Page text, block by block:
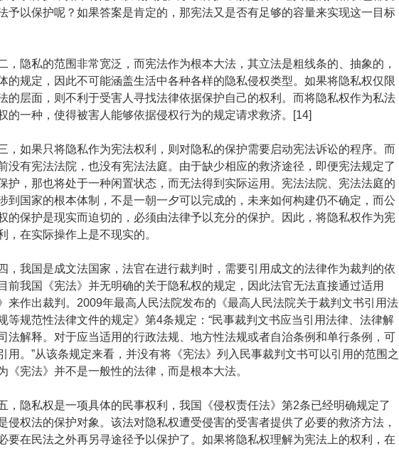
予以保护呢？如果答案是肯定的，那宪法又是否有足够的容量来实现这一目标
隐私的范围非常宽泛，而宪法作为根本大法，其立法是粗线条的、抽象的，
的规定，因此不可能涵盖生活中各种各样的隐私侵权类型。如果将隐私权仅限
的层面，则不利于受害人寻找法律依据保护自己的权利。而将隐私权作为私法
的一种，使得被害人能够依据侵权行为的规定请求救济。[14]
如果只将隐私作为宪法权利，则对隐私的保护需要启动宪法诉讼的程序。而
没有宪法法院，也没有宪法法庭。由于缺少相应的救济途径，即便宪法规定了
护，那也将处于一种闲置状态，而无法得到实际运用。宪法法院、宪法法庭的
到国家的根本体制，不是一朝一夕可以完成的，未来如何构建仍不确定，而公
的保护是现实而迫切的，必须由法律予以充分的保护。因此，将隐私权作为宪
，在实际操作上是不现实的。
我国是成文法国家，法官在进行裁判时，需要引用成文的法律作为裁判的依
前我国《宪法》并无明确的关于隐私权的规定，因此法官无法直接通过适用
》来作出裁判。2009年最高人民法院发布的《最高人民法院关于裁判文书引用法
等规范性法律文件的规定》第4条规定：“民事裁判文书应当引用法律、法律解
法解释。对于应当适用的行政法规、地方性法规或者自治条例和单行条例，可
用。”从该条规定来看，并没有将《宪法》列入民事裁判文书可以引用的范围之
《宪法》并不是一般性的法律，而是根本大法。
隐私权是一项具体的民事权利，我国《侵权责任法》第2条已经明确规定了
侵权法的保护对象。该法对隐私权遭受侵害的受害者提供了必要的救济方法，
要在民法之外再另寻途径予以保护了。如果将隐私权理解为宪法上的权利，在